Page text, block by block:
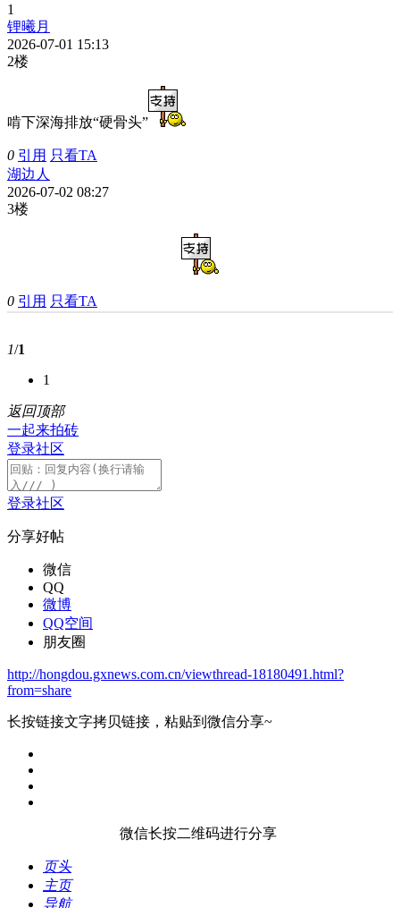
1
锂曦月
2026-07-01 15:13
2楼
啃下深海排放“硬骨头”
0 引用 只看TA
湖边人
2026-07-02 08:27
3楼
0 引用 只看TA
1/1
1
返回顶部
一起来拍砖
登录社区
登录社区
分享好帖
微信
QQ
微博
QQ空间
朋友圈
http://hongdou.gxnews.com.cn/viewthread-18180491.html?
from=share
长按链接文字拷贝链接，粘贴到微信分享~
微信长按二维码进行分享
页头
主页
导航